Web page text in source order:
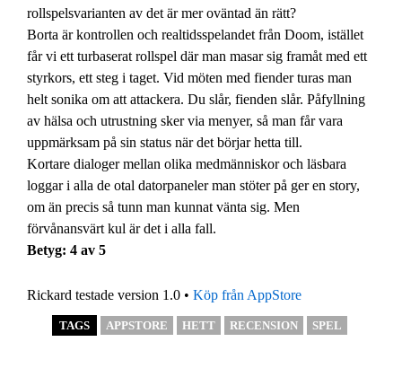
rollspelsvarianten av det är mer oväntad än rätt?
Borta är kontrollen och realtidsspelandet från Doom, istället
får vi ett turbaserat rollspel där man masar sig framåt med ett
styrkors, ett steg i taget. Vid möten med fiender turas man
helt sonika om att attackera. Du slår, fienden slår. Påfyllning
av hälsa och utrustning sker via menyer, så man får vara
uppmärksam på sin status när det börjar hetta till.
Kortare dialoger mellan olika medmänniskor och läsbara
loggar i alla de otal datorpaneler man stöter på ger en story,
om än precis så tunn man kunnat vänta sig. Men
förvånansvärt kul är det i alla fall.
Betyg: 4 av 5
Rickard testade version 1.0 • Köp från AppStore
TAGS APPSTORE HETT RECENSION SPEL